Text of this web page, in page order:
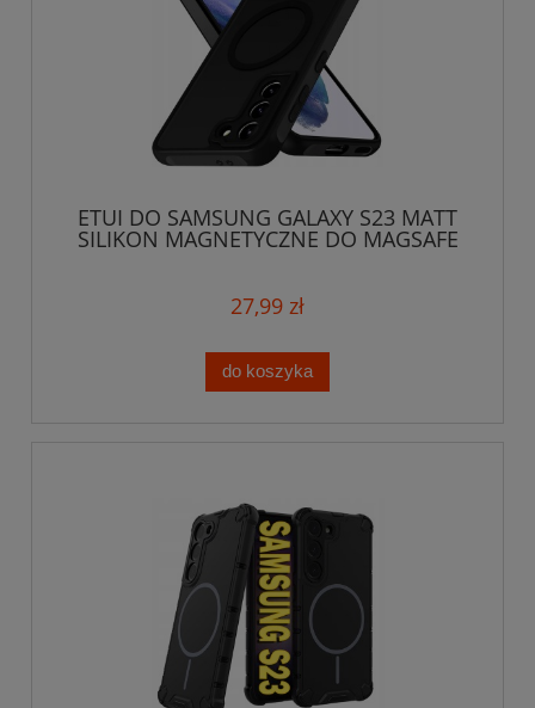
ETUI DO SAMSUNG GALAXY S23 MATT
SILIKON MAGNETYCZNE DO MAGSAFE
27,99 zł
do koszyka